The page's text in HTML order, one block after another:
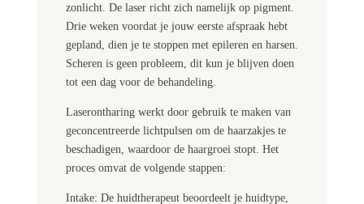
zonlicht. De laser richt zich namelijk op pigment.
Drie weken voordat je jouw eerste afspraak hebt
gepland, dien je te stoppen met epileren en harsen.
Scheren is geen probleem, dit kun je blijven doen
tot een dag voor de behandeling.
Laserontharing werkt door gebruik te maken van
geconcentreerde lichtpulsen om de haarzakjes te
beschadigen, waardoor de haargroei stopt. Het
proces omvat de volgende stappen:
Intake: De huidtherapeut beoordeelt je huidtype,